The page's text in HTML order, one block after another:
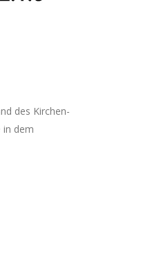
des Kirchen­
in dem